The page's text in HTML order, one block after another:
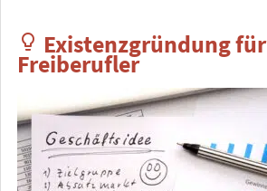
lightbulb_outline Existenzgründung für
Freiberufler